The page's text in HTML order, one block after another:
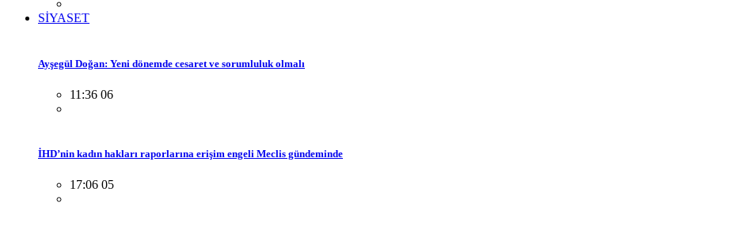
SİYASET
Ayşegül Doğan: Yeni dönemde cesaret ve sorumluluk olmalı
11:36 06
İHD’nin kadın hakları raporlarına erişim engeli Meclis gündeminde
17:06 05